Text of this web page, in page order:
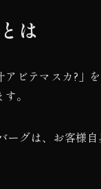
は
ビテマスカ?」を
。
ーグは、お客様自